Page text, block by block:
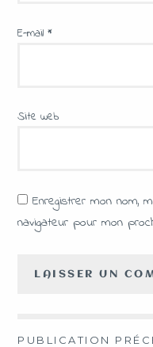
E-mail*
Site web
Enregistrer mon nom,
navigateur pour mon
PUBLICATION